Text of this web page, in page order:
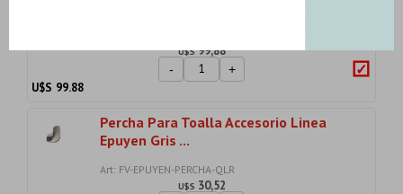
U$S 99,88
- +
U$S 99.88
Percha Para Toalla Accesorio Linea
Epuyen Gris ...
Art: FV-EPUYEN-PERCHA-QLR
U$S 30,52